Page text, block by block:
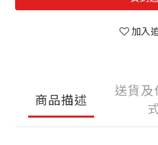
加入
商品描述
送貨及